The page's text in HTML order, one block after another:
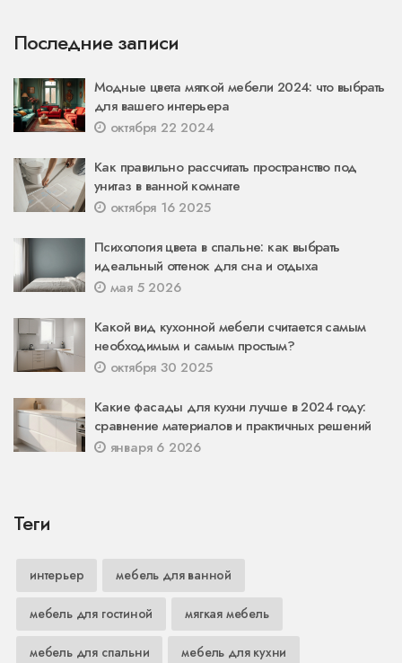
Последние записи
Модные цвета мягкой мебели 2024: что выбрать
для вашего интерьера
октября 22 2024
Как правильно рассчитать пространство под
унитаз в ванной комнате
октября 16 2025
Психология цвета в спальне: как выбрать
идеальный оттенок для сна и отдыха
мая 5 2026
Какой вид кухонной мебели считается самым
необходимым и самым простым?
октября 30 2025
Какие фасады для кухни лучше в 2024 году:
сравнение материалов и практичных решений
января 6 2026
Теги
интерьер мебель для ванной
мебель для гостиной мягкая мебель
мебель для спальни мебель для кухни